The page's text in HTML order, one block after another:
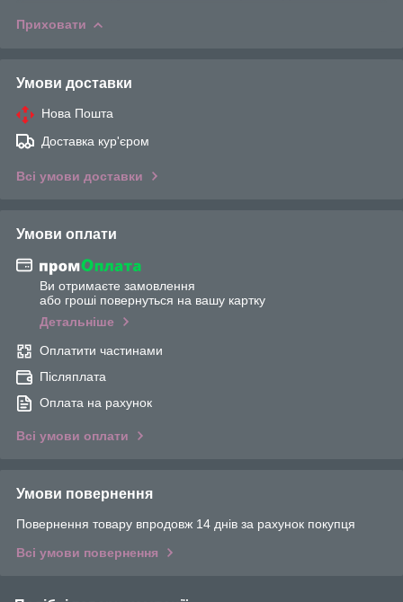
Приховати
Умови доставки
Нова Пошта
Доставка кур'єром
Всі умови доставки
Умови оплати
Ви отримаєте замовлення
або гроші повернуться на вашу картку
Детальніше
Оплатити частинами
Післяплата
Оплата на рахунок
Всі умови оплати
Умови повернення
Повернення товару впродовж 14 днів за рахунок покупця
Всі умови повернення